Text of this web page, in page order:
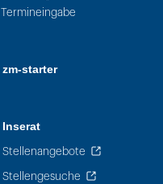
Termineingabe
zm-starter
Inserat
Stellenangebote
Stellengesuche